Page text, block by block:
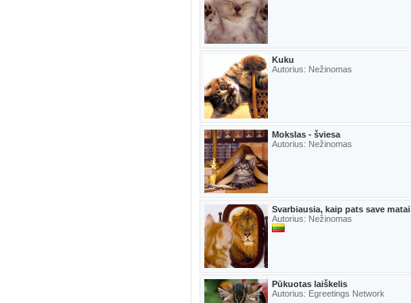
Kuku
Autorius: Nežinomas
Mokslas - šviesa
Autorius: Nežinomas
Svarbiausia, kaip pats save matai
Autorius: Nežinomas
Pūkuotas laiškelis
Autorius: Egreetings Network